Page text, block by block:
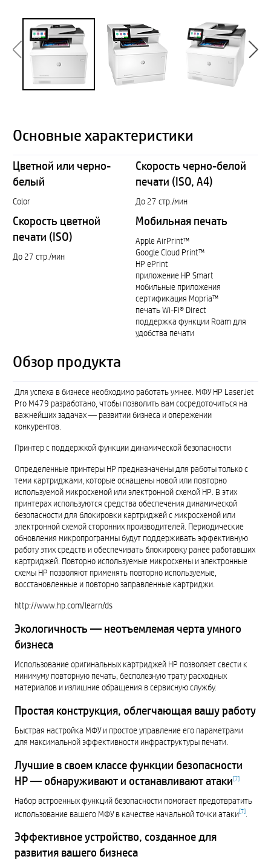
Основные характеристики
Цветной или черно-
белый
Color
Скорость черно-белой
печати (ISO, A4)
До 27 стр./мин
Скорость цветной
печати (ISO)
До 27 стр./мин
Мобильная печать
Apple AirPrint™
Google Cloud Print™
HP ePrint
приложение HP Smart
мобильные приложения
сертификация Mopria™
печать Wi-Fi® Direct
поддержка функции Roam для
удобства печати
Обзор продукта
Для успеха в бизнесе необходимо работать умнее. МФУ HP LaserJet
Pro M479 разработано, чтобы позволить вам сосредоточиться на
важнейших задачах — развитии бизнеса и опережении
конкурентов.
Принтер с поддержкой функции динамической безопасности
Определенные принтеры HP предназначены для работы только с
теми картриджами, которые оснащены новой или повторно
используемой микросхемой или электронной схемой HP. В этих
принтерах используются средства обеспечения динамической
безопасности для блокировки картриджей с микросхемой или
электронной схемой сторонних производителей. Периодические
обновления микропрограммы будут поддерживать эффективную
работу этих средств и обеспечивать блокировку ранее работавших
картриджей. Повторно используемые микросхемы и электронные
схемы HP позволяют применять повторно используемые,
восстановленные и повторно заправленные картриджи.
http://www.hp.com/learn/ds
Экологичность — неотъемлемая черта умного
бизнеса
Использование оригинальных картриджей HP позволяет свести к
минимуму повторную печать, бесполезную трату расходных
материалов и излишние обращения в сервисную службу.
Простая конструкция, облегчающая вашу работу
Быстрая настройка МФУ и простое управление его параметрами
для максимальной эффективности инфраструктуры печати.
Лучшие в своем классе функции безопасности
HP — обнаруживают и останавливают атаки[7]
Набор встроенных функций безопасности помогает предотвратить
использование вашего МФУ в качестве начальной точки атаки[7]
Эффективное устройство, созданное для
развития вашего бизнеса